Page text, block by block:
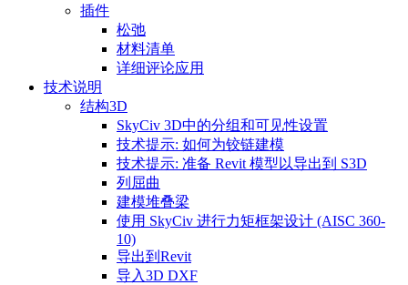
插件
松弛
材料清单
详细评论应用
技术说明
结构3D
SkyCiv 3D中的分组和可见性设置
技术提示: 如何为铰链建模
技术提示: 准备 Revit 模型以导出到 S3D
列屈曲
建模堆叠梁
使用 SkyCiv 进行力矩框架设计 (AISC 360-
10)
导出到Revit
导入3D DXF